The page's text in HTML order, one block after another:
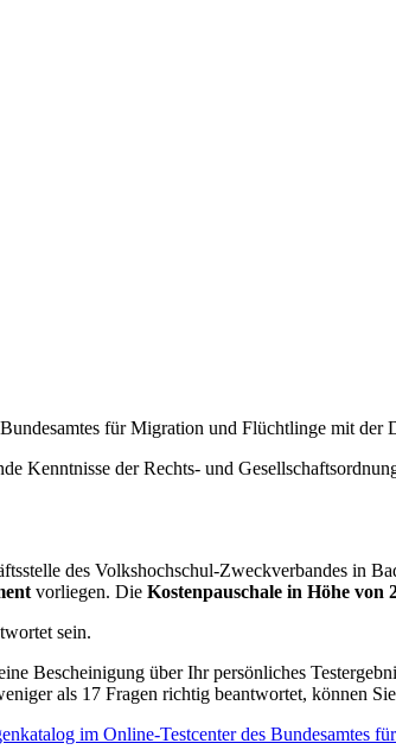
für Migration und Flüchtlinge mit der
Kenntnisse der Rechts- und
des Volkshochschul-Zweckverbandes in
vorliegen. Die Kostenpauschale in Höhe von
sein.
Bescheinigung über Ihr persönliches
als 17 Fragen richtig beantwortet, können
im Online-Testcenter des Bundesamtes